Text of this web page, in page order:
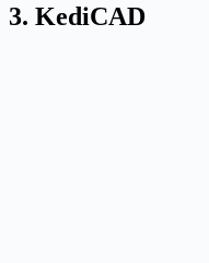
3. KediCAD